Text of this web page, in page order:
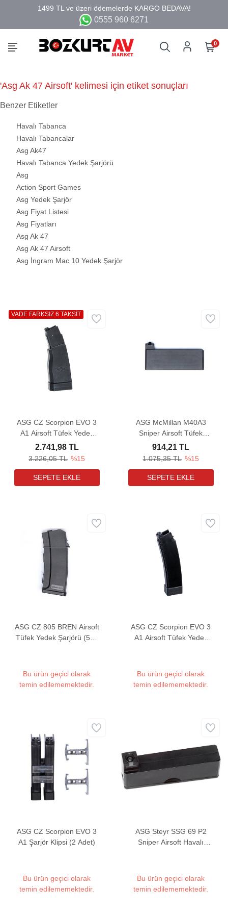
0555 960 6271
0
'Asg Ak 47 Airsoft' kelimesi için etiket sonuçları
Benzer Etiketler
Havalı Tabanca
Havalı Tabancalar
Asg Ak47
Havalı Tabanca Yedek Şarjörü
Asg
Action Sport Games
Asg Yedek Şarjör
Asg Fiyat Listesi
Asg Fiyatları
Asg Ak 47
Asg Ak 47 Airsoft
Asg İngram Mac 10 Yedek Şarjör
ASG CZ Scorpion EVO 3
A1 Airsoft Tüfek Yedek
Şarjörü (375 Adet)
3.226,05 TL %15
2.741,98 TL
VADE FARKSIZ 6 TAKSİT
ASG McMillan M40A3
Sniper Airsoft Tüfek
Yedek Şarjörü (27 Adet)
1.075,35 TL %15
914,21 TL
ASG CZ 805 BREN Airsoft
Tüfek Yedek Şarjörü (550
Bu ürün geçici olarak
temin edilememektedir.
ASG CZ Scorpion EVO 3
A1 Airsoft Tüfek Yedek
Bu ürün geçici olarak
temin edilememektedir.
ASG CZ Scorpion EVO 3
A1 Şarjör Klipsi (2 Adet)
Bu ürün geçici olarak
temin edilememektedir.
ASG Steyr SSG 69 P2
Sniper Airsoft Havalı
Bu ürün geçici olarak
temin edilememektedir.